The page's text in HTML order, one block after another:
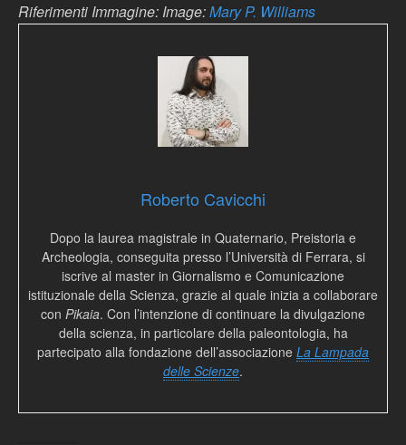
Riferimenti Immagine: Image:Mary P. Williams
Roberto Cavicchi
Dopo la laurea magistrale in Quaternario, Preistoria e
Archeologia, conseguita presso l’Università di Ferrara, si
iscrive al master in Giornalismo e Comunicazione
istituzionale della Scienza, grazie al quale inizia a collaborare
con Pikaia. Con l’intenzione di continuare la divulgazione
della scienza, in particolare della paleontologia, ha
partecipato alla fondazione dell’associazione La Lampada
delle Scienze.